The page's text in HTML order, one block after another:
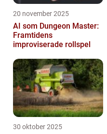
20 november 2025
AI som Dungeon Master:
Framtidens
improviserade rollspel
30 oktober 2025